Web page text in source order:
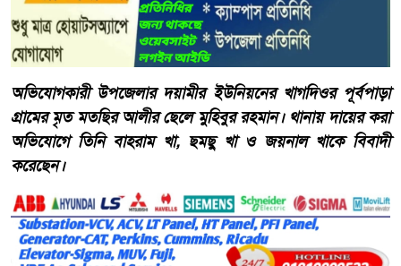
অভিযোগকারী উপজেলার দয়ামীর ইউনিয়নের খাগদিওর পূর্বপাড়া
গ্রামের মৃত মতছির আলীর ছেলে মুহিবুর রহমান। থানায় দায়ের করা
অভিযোগে তিনি বাহরাম খা, ছমছু খা ও জয়নাল খাকে বিবাদী
করেছেন।